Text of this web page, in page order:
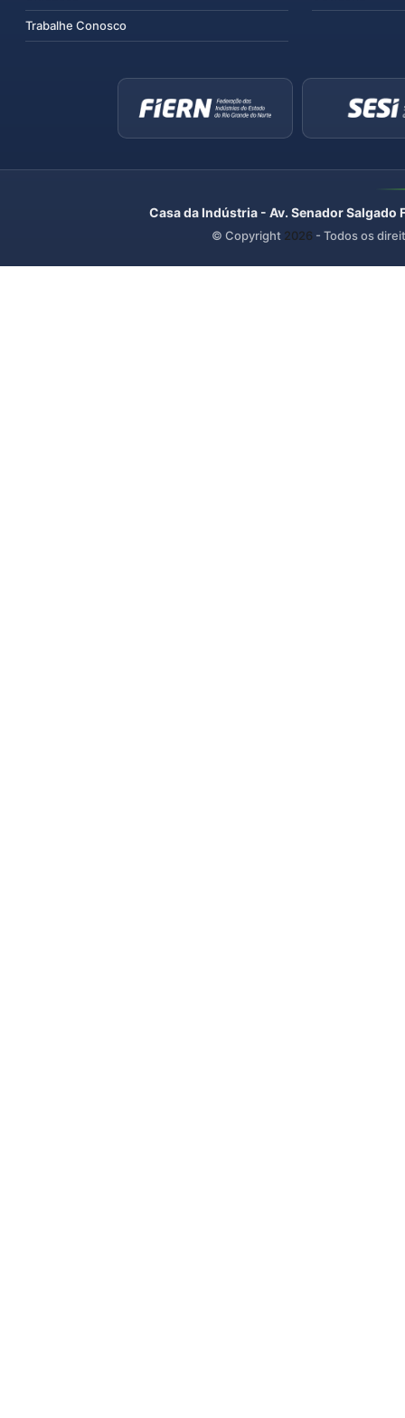
Trabalhe Conosco
Casa da Indústria - Av. Senador
© Copyright 2026 - Todos os